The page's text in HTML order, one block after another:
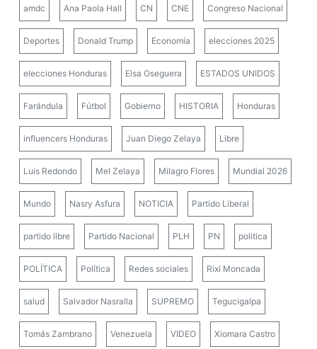
amdc Ana Paola Hall CN CNE Congreso Nacional
Deportes Donald Trump Economía elecciones 2025
elecciones Honduras Elsa Oseguera ESTADOS UNIDOS
Farándula Fútbol Gobierno HISTORIA Honduras
influencers Honduras Juan Diego Zelaya Libre
Luis Redondo Mel Zelaya Milagro Flores Mundial 2026
Mundo Nasry Asfura NOTICIA Partido Liberal
partido libre Partido Nacional PLH PN politica
POLÍTICA Política Redes sociales Rixi Moncada
salud Salvador Nasralla SUPREMO Tegucigalpa
Tomás Zambrano Venezuela VIDEO Xiomara Castro